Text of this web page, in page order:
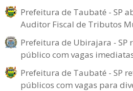
Prefeitura de Taubaté - SP
Auditor Fiscal de Tributos
Prefeitura de Ubirajara - SP
público com vagas
Prefeitura de Taubaté - SP
públicos com vagas para